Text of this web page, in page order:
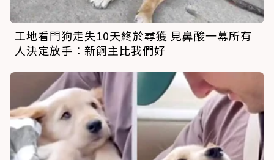
工地看門狗走失10天終於尋獲 見鼻酸一幕所有
人決定放手：新飼主比我們好